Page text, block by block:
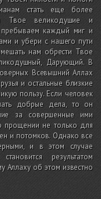
стать еще более
Твое великодушие и
каждый миг и
и убери с нашего пути
нам обрести Твое
Дарующий. В
Всевышний Аллах
и остальные близкие
пользу. Если человек
добрые дела, то он
за совершенные ими
прощении не только для
и потомков. Однако все
и в этом случае
результатом
Аллаху об этом известно